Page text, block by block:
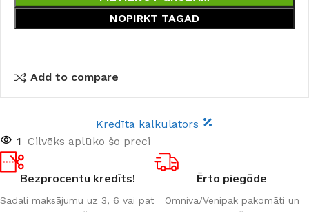
NOPIRKT TAGAD
Add to compare
Kredīta kalkulators
1 Cilvēks aplūko šo preci
Bezprocentu kredīts!
Sadali maksājumu uz 3, 6 vai pat
Ērta piegāde
Omniva/Venipak pakomāti un